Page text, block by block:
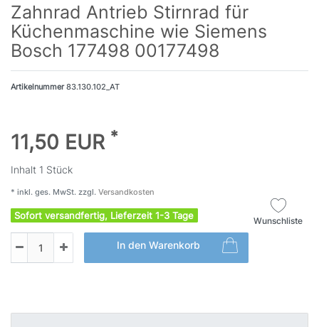
Zahnrad Antrieb Stirnrad für
Küchenmaschine wie Siemens
Bosch 177498 00177498
Artikelnummer83.130.102_AT
11,50 EUR *
Inhalt 1 Stück
* inkl. ges. MwSt. zzgl. Versandkosten
Sofort versandfertig, Lieferzeit 1-3 Tage
In den Warenkorb
Wunschliste